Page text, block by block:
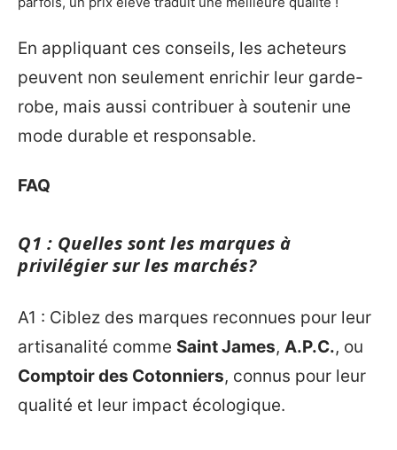
En appliquant ces conseils, les acheteurs
peuvent non seulement enrichir leur garde-
robe, mais aussi contribuer à soutenir une
mode durable et responsable.
FAQ
Q1 : Quelles sont les marques à
privilégier sur les marchés?
A1 : Ciblez des marques reconnues pour leur
artisanalité comme Saint James, A.P.C., ou
Comptoir des Cotonniers, connus pour leur
qualité et leur impact écologique.